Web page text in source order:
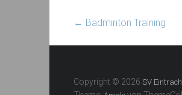
← Badminton Training
Copyright © 2026 SV